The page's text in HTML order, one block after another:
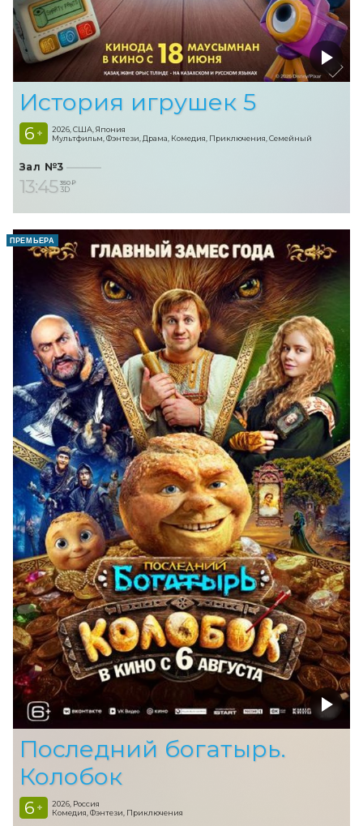
История игрушек 5
6 +
2026, США, Япония
Мультфильм, Фэнтези, Драма, Комедия, Приключения, Семейный
Зал №3
13:45 350 ₽
3D
ПРЕМЬЕРА
Последний богатырь.
Колобок
6 +
2026, Россия
Комедия, Фэнтези, Приключения